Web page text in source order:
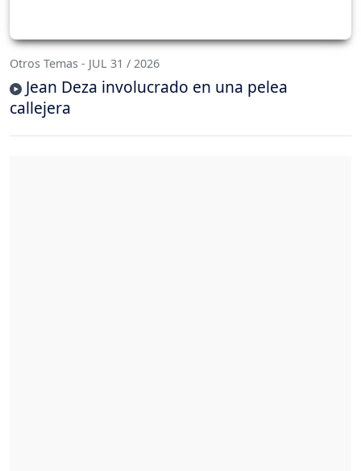
Otros Temas - JUL 31 / 2026
Jean Deza involucrado en una pelea
callejera